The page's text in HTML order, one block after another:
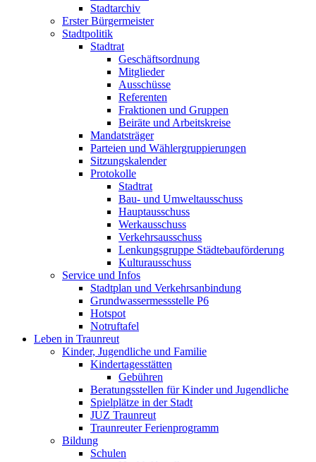
Stadtarchiv
Erster Bürgermeister
Stadtpolitik
Stadtrat
Geschäftsordnung
Mitglieder
Ausschüsse
Referenten
Fraktionen und Gruppen
Beiräte und Arbeitskreise
Mandatsträger
Parteien und Wählergruppierungen
Sitzungskalender
Protokolle
Stadtrat
Bau- und Umweltausschuss
Hauptausschuss
Werkausschuss
Verkehrsausschuss
Lenkungsgruppe Städtebauförderung
Kulturausschuss
Service und Infos
Stadtplan und Verkehrsanbindung
Grundwassermessstelle P6
Hotspot
Notruftafel
Leben in Traunreut
Kinder, Jugendliche und Familie
Kindertagesstätten
Gebühren
Beratungsstellen für Kinder und Jugendliche
Spielplätze in der Stadt
JUZ Traunreut
Traunreuter Ferienprogramm
Bildung
Schulen